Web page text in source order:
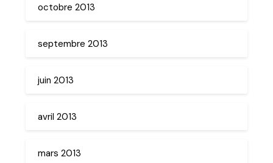
octobre 2013
septembre 2013
juin 2013
avril 2013
mars 2013